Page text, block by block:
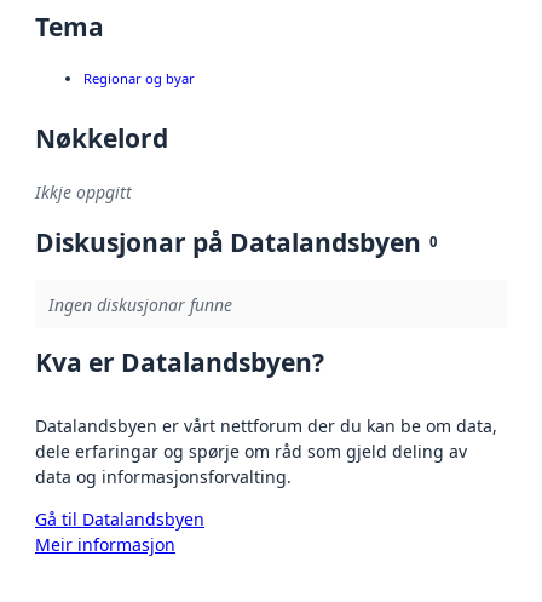
Tema
Regionar og byar
Nøkkelord
Ikkje oppgitt
Diskusjonar på Datalandsbyen 0
Ingen diskusjonar funne
Kva er Datalandsbyen?
Datalandsbyen er vårt nettforum der du kan be om data,
dele erfaringar og spørje om råd som gjeld deling av
data og informasjonsforvalting.
Gå til Datalandsbyen
Meir informasjon